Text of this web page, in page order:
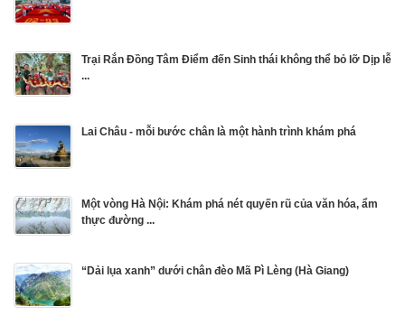
Trại Rắn Đồng Tâm Điểm đến Sinh thái không thể bỏ lỡ Dịp lễ
...
Lai Châu - mỗi bước chân là một hành trình khám phá
Một vòng Hà Nội: Khám phá nét quyến rũ của văn hóa, ẩm
thực đường ...
“Dải lụa xanh” dưới chân đèo Mã Pì Lèng (Hà Giang)